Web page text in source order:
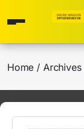
Home Archives